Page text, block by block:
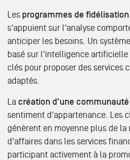
Les programmes de
s'appuient sur l'analyse
anticiper les besoins. Un
basé sur l'intelligence
clés pour proposer des services
adaptés.
La création d'une
sentiment d'appartenance. Les
génèrent en moyenne plus de
d'affaires dans les services
participant activement à la